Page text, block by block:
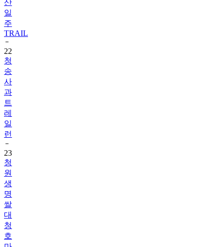
산
일
주
TRAIL
22
청
송
사
과
트
레
일
런
23
청
원
생
명
쌀
대
청
호